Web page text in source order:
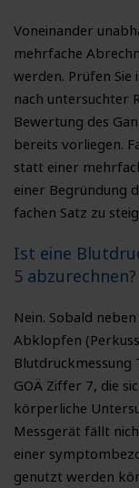
Voneinander
mehrfache
werden. Prüfen Sie
nach untersuchter
Bewertung des
bereits vorliegen.
statt einer
einer Begründung
fachen Satz zu
Ist eine
5 abzurechnen?
Nein. Sobald
Abklopfen
GOÄ Ziffer 7, die
körperliche
Messgerät fällt
einer
genutzt werden